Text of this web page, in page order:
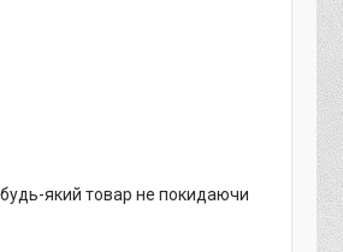
будь-який товар не покидаючи